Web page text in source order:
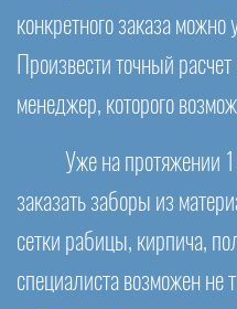
конкретного заказа
Произвести точный
менеджер, которого
Уже на протяжении
заказать заборы из
сетки рабицы, кирпича,
специалиста возможен не